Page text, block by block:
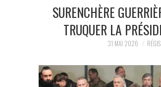
SURENCHÈRE
TRUQUER LA
31 MAI 2026